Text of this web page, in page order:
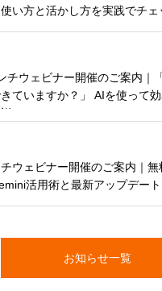
い方と活かし方を実践でチェ
チウェビナー開催のご案内｜
ていますか？」 AIを使って効
！
ウェビナー開催のご案内｜無
活用術と最新アップデー
お知らせ一覧